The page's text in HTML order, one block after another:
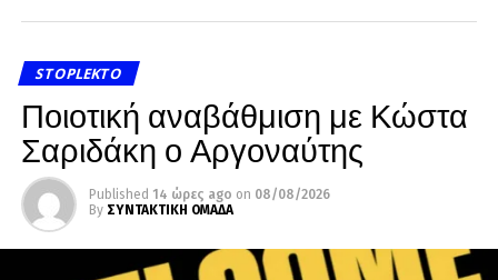
STOPLEKTO
Ποιοτική αναβάθμιση με Κώστα
Σαριδάκη ο Αργοναύτης
Published 14 ώρες ago on 08/08/2026
By ΣΥΝΤΑΚΤΙΚΗ ΟΜΑΔΑ